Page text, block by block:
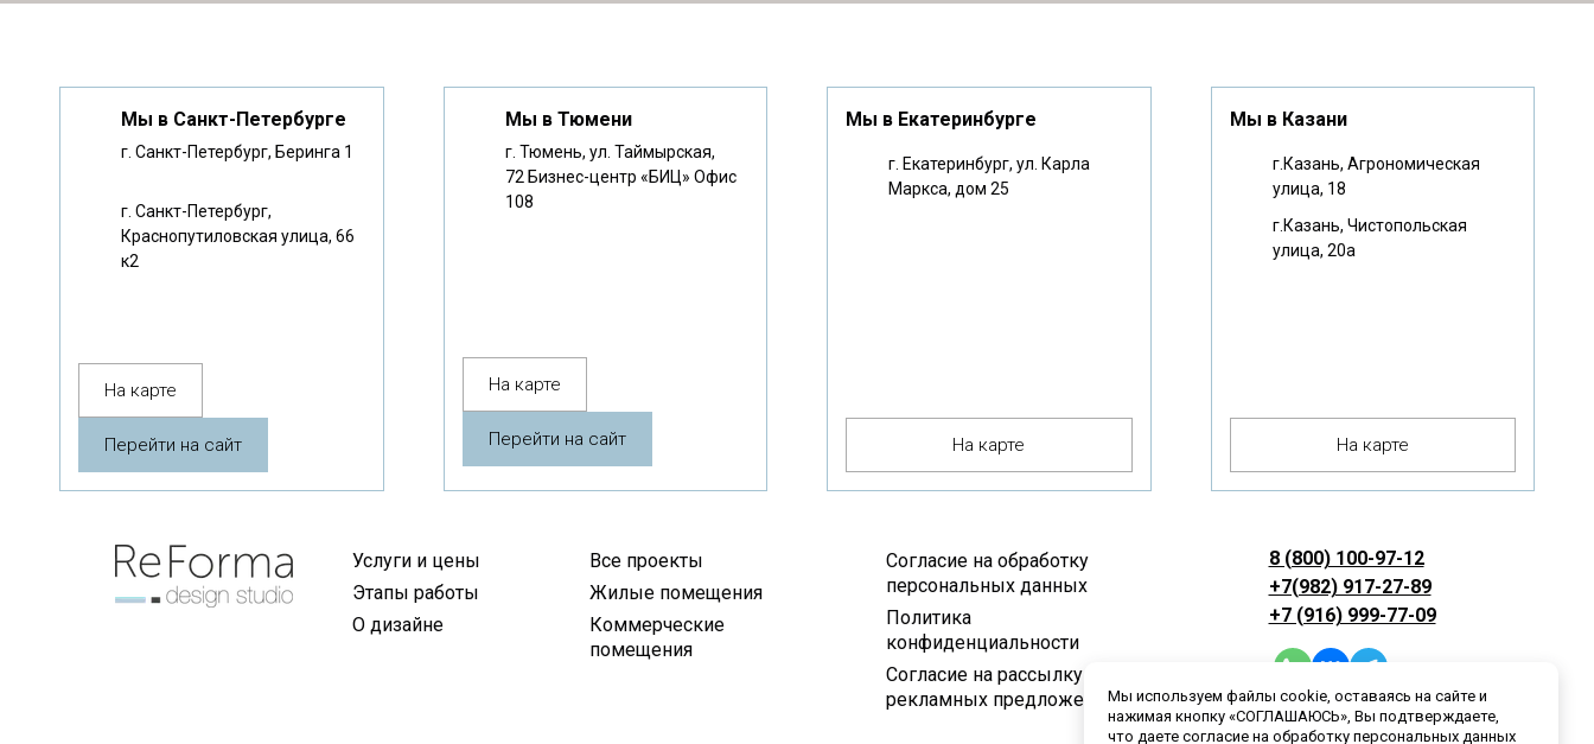
Мы в Санкт-Петербурге
г. Санкт-Петербург, Беринга 1
г. Санкт-Петербург,
Краснопутиловская улица, 66
к2
На карте
Перейти на сайт
Мы в Тюмени
г. Тюмень, ул. Таймырская,
72 Бизнес-центр «БИЦ» Офис
108
На карте
Перейти на сайт
Мы в Екатеринбурге
г. Екатеринбург, ул. Карла
Маркса, дом 25
На карте
Мы в Казани
г.Казань, Агрономическая
улица, 18
г.Казань, Чистопольская
улица, 20а
На карте
Услуги и цены
Этапы работы
О дизайне
Все проекты
Жилые помещения
Коммерческие
помещения
Согласие на обработку
персональных данных
Политика
конфиденциальности
Согласие на рассылку
рекламных предложений
8 (800) 100-97-12
+7(982) 917-27-89
+7 (916) 999-77-09
Мы используем файлы cookie, оставаясь на сайте и
нажимая кнопку «СОГЛАШАЮСЬ», Вы подтверждаете,
что даете согласие на обработку персональных данных